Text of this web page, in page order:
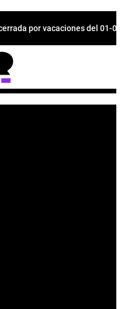
por vacaciones del 01-